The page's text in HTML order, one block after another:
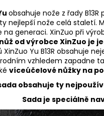
obsahuje nože z řady
nejlepší nože celá staletí.
generaci. XinZuo při
od výrobce XinZuo je
Yu B13R obsahuje
vzhledem zapadne
víceúčelové nůžky na
obsahuje ty
Sada je speciálně